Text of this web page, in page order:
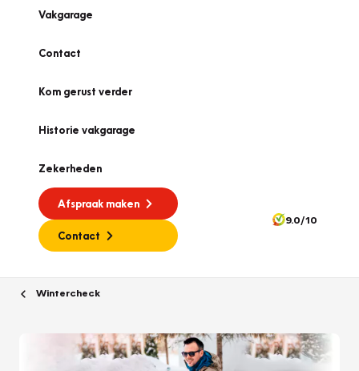
Vakgarage
Contact
Kom gerust verder
Historie vakgarage
Zekerheden
Afspraak maken
Contact
9.0/10
Wintercheck